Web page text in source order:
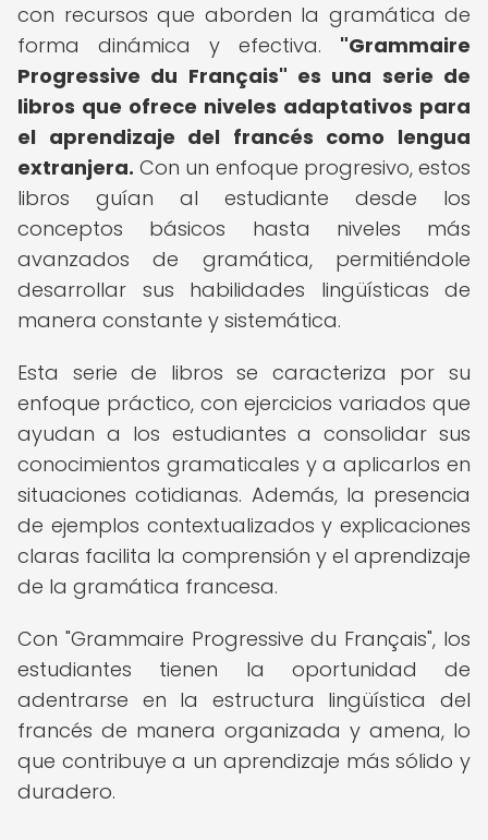
con recursos que aborden la gramática de
forma dinámica y efectiva. "Grammaire
Progressive du Français" es una serie de
libros que ofrece niveles adaptativos para
el aprendizaje del francés como lengua
extranjera. Con un enfoque progresivo, estos
libros guían al estudiante desde los
conceptos básicos hasta niveles más
avanzados de gramática, permitiéndole
desarrollar sus habilidades lingüísticas de
manera constante y sistemática.
Esta serie de libros se caracteriza por su
enfoque práctico, con ejercicios variados que
ayudan a los estudiantes a consolidar sus
conocimientos gramaticales y a aplicarlos en
situaciones cotidianas. Además, la presencia
de ejemplos contextualizados y explicaciones
claras facilita la comprensión y el aprendizaje
de la gramática francesa.
Con "Grammaire Progressive du Français", los
estudiantes tienen la oportunidad de
adentrarse en la estructura lingüística del
francés de manera organizada y amena, lo
que contribuye a un aprendizaje más sólido y
duradero.